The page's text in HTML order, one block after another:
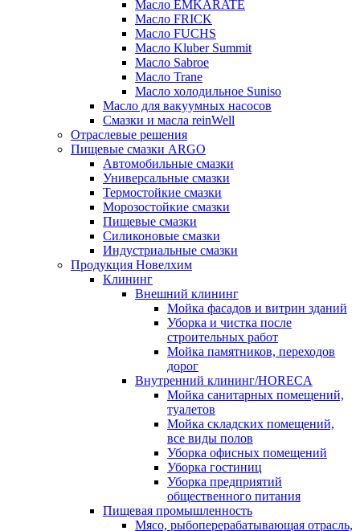
Масло EMKARATE
Масло FRICK
Масло FUCHS
Масло Kluber Summit
Масло Sabroe
Масло Trane
Масло холодильное Suniso
Масло для вакуумных насосов
Смазки и масла reinWell
Отраслевые решения
Пищевые смазки ARGO
Автомобильные смазки
Универсальные смазки
Термостойкие смазки
Морозостойкие смазки
Пищевые смазки
Силиконовые смазки
Индустриальные смазки
Продукция Новелхим
Клининг
Внешний клининг
Мойка фасадов и витрин зданий
Уборка и чистка после
строительных работ
Мойка памятников, переходов
дорог
Внутренний клининг/HORECA
Мойка санитарных помещений,
туалетов
Мойка складских помещений,
все виды полов
Уборка офисных помещений
Уборка гостиниц
Уборка предприятий
общественного питания
Пищевая промышленность
Мясо, рыбоперерабатывающая отрасль,